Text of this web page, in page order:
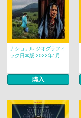
ナショナル ジオグラフィ
ック日本版 2022年1月...
購入